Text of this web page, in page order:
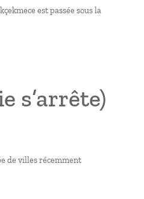
est passée sous la
s’arrête)
de villes récemment